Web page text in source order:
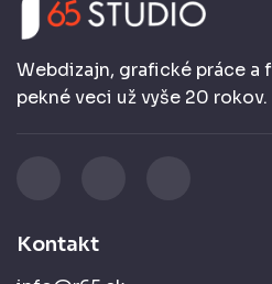
Webdizajn, grafické práce a
pekné veci už vyše 20 rokov.
Kontakt